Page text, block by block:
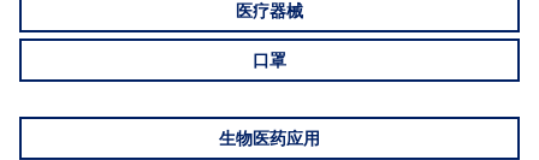
医疗器械
口罩
生物医药应用